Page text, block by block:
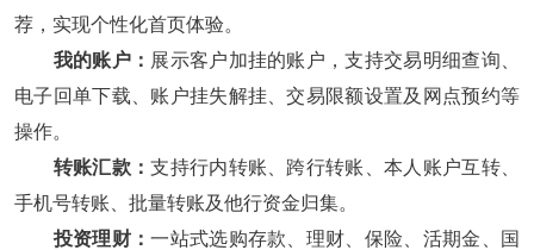
荐，实现个性化首页体验。
我的账户： 展示客户加挂的账户，支持交易明细查询、
电子回单下载、账户挂失解挂、交易限额设置及网点预约等
操作。
转账汇款：支持行内转账、跨行转账、本人账户互转、
手机号转账、批量转账及他行资金归集。
投资理财：一站式选购存款、理财、保险、活期金、国